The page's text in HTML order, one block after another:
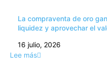
La compraventa de oro
liquidez y aprovechar el
16 julio, 2026
Lee más